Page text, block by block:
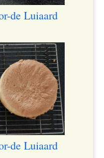
de Luiaard
de Luiaard